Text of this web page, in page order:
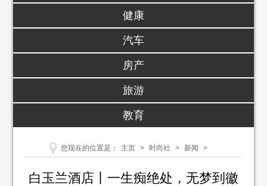
健康
汽车
房产
旅游
教育
您现在的位置是： 主页 > 时尚社 > 新闻 >
白玉兰酒店丨一生痴绝处，无梦到徽